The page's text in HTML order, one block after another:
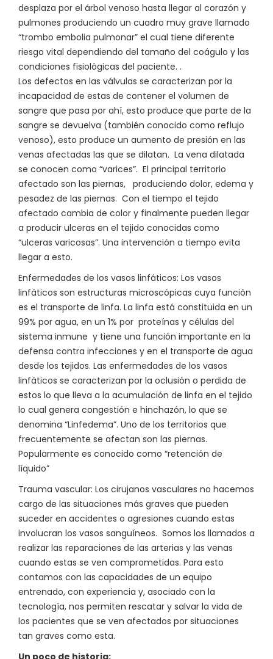
desplaza por el árbol venoso hasta llegar al corazón y
pulmones produciendo un cuadro muy grave llamado
“trombo embolia pulmonar” el cual tiene diferente
riesgo vital dependiendo del tamaño del coágulo y las
condiciones fisiológicas del paciente. .
Los defectos en las válvulas se caracterizan por la
incapacidad de estas de contener el volumen de
sangre que pasa por ahí, esto produce que parte de la
sangre se devuelva (también conocido como reflujo
venoso), esto produce un aumento de presión en las
venas afectadas las que se dilatan. La vena dilatada
se conocen como “varices”. El principal territorio
afectado son las piernas, produciendo dolor, edema y
pesadez de las piernas. Con el tiempo el tejido
afectado cambia de color y finalmente pueden llegar
a producir ulceras en el tejido conocidas como
“ulceras varicosas”. Una intervención a tiempo evita
llegar a esto.
Enfermedades de los vasos linfáticos: Los vasos
linfáticos son estructuras microscópicas cuya función
es el transporte de linfa. La linfa está constituida en un
99% por agua, en un 1% por proteínas y células del
sistema inmune y tiene una función importante en la
defensa contra infecciones y en el transporte de agua
desde los tejidos. Las enfermedades de los vasos
linfáticos se caracterizan por la oclusión o perdida de
estos lo que lleva a la acumulación de linfa en el tejido
lo cual genera congestión e hinchazón, lo que se
denomina “Linfedema”. Uno de los territorios que
frecuentemente se afectan son las piernas.
Popularmente es conocido como “retención de
líquido”
Trauma vascular: Los cirujanos vasculares no hacemos
cargo de las situaciones más graves que pueden
suceder en accidentes o agresiones cuando estas
involucran los vasos sanguíneos. Somos los llamados a
realizar las reparaciones de las arterias y las venas
cuando estas se ven comprometidas. Para esto
contamos con las capacidades de un equipo
entrenado, con experiencia y, asociado con la
tecnología, nos permiten rescatar y salvar la vida de
los pacientes que se ven afectados por situaciones
tan graves como esta.
Un poco de historia: